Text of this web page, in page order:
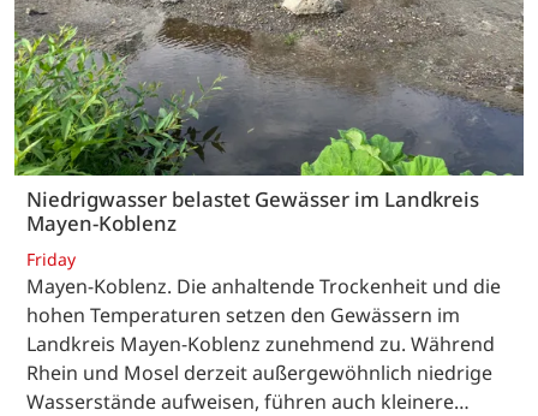
Niedrigwasser belastet Gewässer im Landkreis
Mayen-Koblenz
Friday
Mayen-Koblenz. Die anhaltende Trockenheit und die
hohen Temperaturen setzen den Gewässern im
Landkreis Mayen-Koblenz zunehmend zu. Während
Rhein und Mosel derzeit außergewöhnlich niedrige
Wasserstände aufweisen, führen auch kleinere…